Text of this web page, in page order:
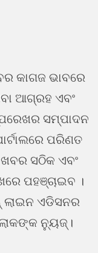
କାଗଜ ଭାବରେ
ଆଗ୍ରହ ଏବଂ
ସମ୍ପାଦନ
ପରିଣତ
ସଠିକ ଏବଂ
ପହଞ୍ଚାଇବ ।
ଲାଇନ ଏଡିସନର
ନ୍ୟୁଜ୍।